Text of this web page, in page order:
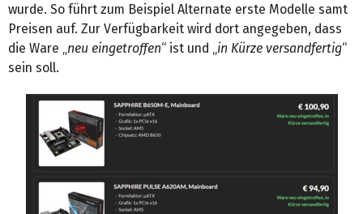
wurde. So führt zum Beispiel Alternate erste Modelle samt
Preisen auf. Zur Verfügbarkeit wird dort angegeben, dass
die Ware „ neu eingetroffen“ ist und „ in Kürze versandfertig“
sein soll.